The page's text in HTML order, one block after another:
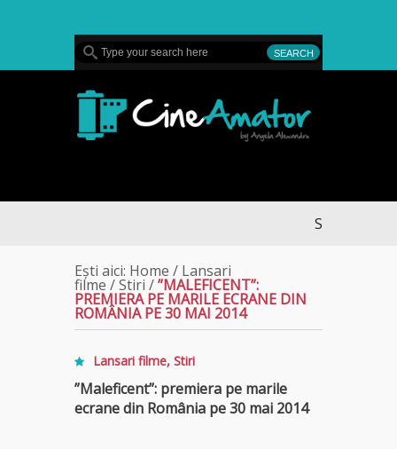
STREAMING
Ești aici: Home / Lansari
filme /Stiri /”MALEFICENT”:
PREMIERA PE MARILE ECRANE DIN
ROMÂNIA PE 30 MAI 2014
Lansari filme, Stiri
”Maleficent”: premiera pe marile
ecrane din România pe 30 mai 2014